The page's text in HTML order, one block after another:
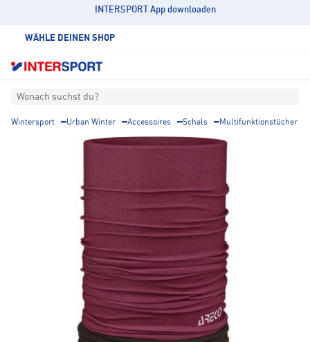
INTERSPORT App downloaden
WÄHLE DEINEN SHOP
Wonach suchst du?
Wintersport Urban Winter Accessoires Schals Multifunktionstücher